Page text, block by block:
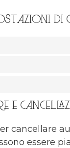
di
e
cancellare
essere